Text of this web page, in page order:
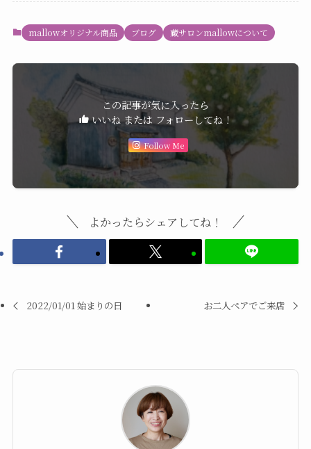
mallowオリジナル商品 ブログ 蔵サロンmallowについて
この記事が気に入ったら
いいね または フォローしてね！
Follow Me
よかったらシェアしてね！
2022/01/01 始まりの日 お二人ペアでご来店